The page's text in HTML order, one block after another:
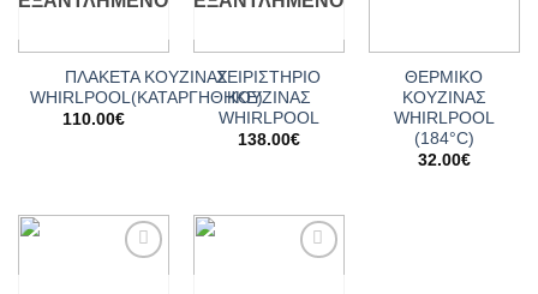
ΠΛΑΚΕΤΑ ΚΟΥΖΙΝΑΣ
WHIRLPOOL(ΚΑΤΑΡΓΗΘΗΚΕ)
110.00€
ΧΕΙΡΙΣΤΗΡΙΟ
ΚΟΥΖΙΝΑΣ
WHIRLPOOL
138.00€
ΘΕΡΜΙΚΟ
ΚΟΥΖΙΝΑΣ
WHIRLPOOL
(184°C)
32.00€